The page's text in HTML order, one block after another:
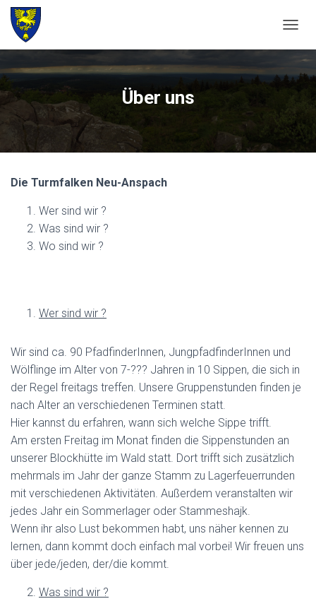
A
I
I
Über uns
Die Turmfalken Neu-Anspach
Wer sind wir ?
Was sind wir ?
Wo sind wir ?
Wer sind wir ?
Wir sind ca. 90 PfadfinderInnen, JungpfadfinderInnen und
Wölflinge im Alter von 7-??? Jahren in 10 Sippen, die sich in
der Regel freitags treffen. Unsere Gruppenstunden finden je
nach Alter an verschiedenen Terminen statt.
Hier kannst du erfahren, wann sich welche Sippe trifft.
Am ersten Freitag im Monat finden die Sippenstunden an
unserer Blockhütte im Wald statt. Dort trifft sich zusätzlich
mehrmals im Jahr der ganze Stamm zu Lagerfeuerrunden
mit verschiedenen Aktivitäten. Außerdem veranstalten wir
jedes Jahr ein Sommerlager oder Stammeshajk.
Wenn ihr also Lust bekommen habt, uns näher kennen zu
lernen, dann kommt doch einfach mal vorbei! Wir freuen uns
über jede/jeden, der/die kommt.
Was sind wir ?